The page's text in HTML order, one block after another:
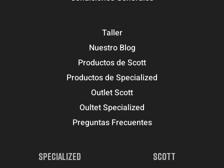
Taller
Nuestro Blog
Productos de Scott
Productos de Specialized
Outlet Scott
Oultet Specialized
Preguntas Frecuentes
SPECIALIZED SCOTT